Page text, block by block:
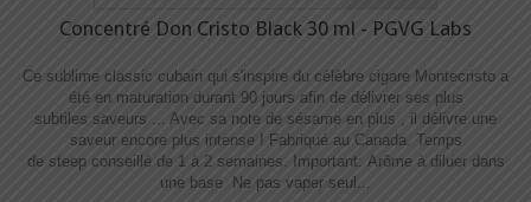
Concentré Don Cristo Black 30 ml - PGVG Labs
Ce sublime classic cubain qui s'inspire du célèbre cigare Montecristo a
été en maturation durant 90 jours afin de délivrer ses plus
subtiles saveurs ... Avec sa note de sésame en plus , il délivre une
saveur encore plus intense ! Fabriqué au Canada. Temps
de steep conseillé de 1 à 2 semaines. Important: Arôme à diluer dans
une base Ne pas vaper seul...